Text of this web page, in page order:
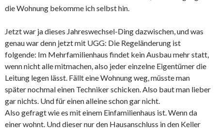
die Wohnung bekomme ich selbst hin.
Jetzt war ja dieses Jahreswechsel-Ding dazwischen, und was
genau war denn jetzt mit UGG: Die Regeländerung ist
folgende: Im Mehrfamilienhaus findet kein Ausbau mehr statt,
wenn nicht alle mitmachen, also jeder einzelne Eigentümer die
Leitung legen lässt. Fällt eine Wohnung weg, müsste man
später nochmal einen Techniker schicken. Also baut man lieber
gar nichts. Und für einen alleine schon gar nicht.
Also gefragt wie es mit einem Einfamilienhaus ist. Wenn da
einer wohnt. Und dieser nur den Hausanschluss in den Keller